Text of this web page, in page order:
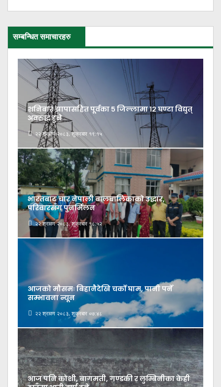
सम्बन्धित समाचारहरु
शनिबार झापासहित पूर्वका ५ जिल्लामा १२ घण्टा विद्युत्
अवरुद्ध हुने
२२ श्रावण २०८३, शुक्रबार १९:१५
भारतबाट चार नेपाली बालबालिकाको उद्धार,
परिवारसँग पुनर्मिलन
२२ श्रावण २०८३, शुक्रबार १८:५२
आजको मौसमः बिहानैदेखि चर्को घाम, पानी पर्ने
सम्भावना न्यून
२२ श्रावण २०८३, शुक्रबार ०७:४८
आज पनि कोशी, बागमती, गण्डकी र लुम्बिनीका केही